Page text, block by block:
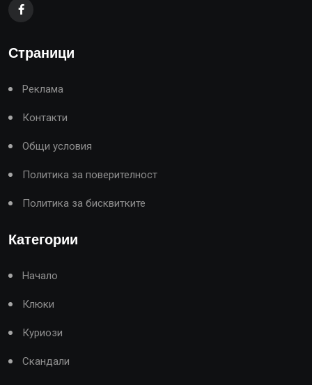
Страници
Реклама
Контакти
Общи условия
Политика за поверителност
Политика за бисквитките
Категории
Начало
Клюки
Куриози
Скандали